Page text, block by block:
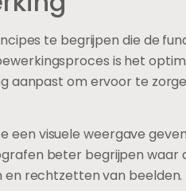
te begrijpen die de
is het
aanpast om ervoor te
visuele weergave
beter begrijpen waar
en rechtzetten van beelden.